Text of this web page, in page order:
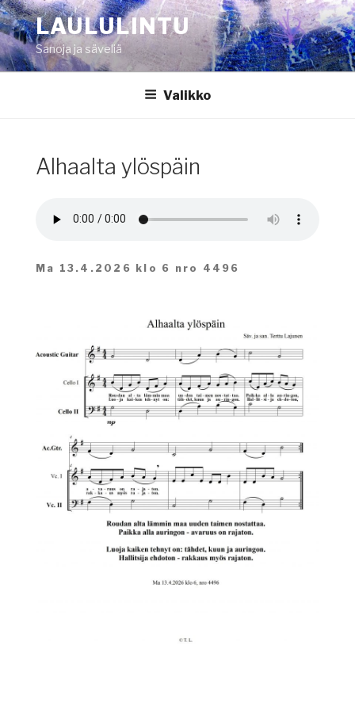
Siirry
sisältöönLAULULINTU
Sanoja ja säveliä
Valikko
Alhaalta ylöspäin
Ma 13.4.2026 klo 6 nro 4496